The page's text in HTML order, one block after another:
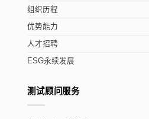
组织历程
优势能力
人才招聘
ESG永续发展
测试顾问服务